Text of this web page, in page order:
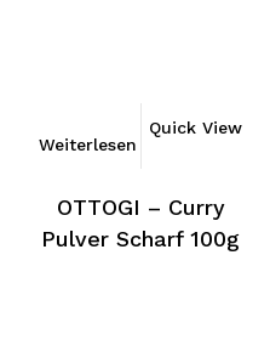
Weiterlesen
Quick View
OTTOGI – Curry
Pulver Scharf 100g